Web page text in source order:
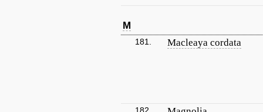
M
181. Macleaya cordata